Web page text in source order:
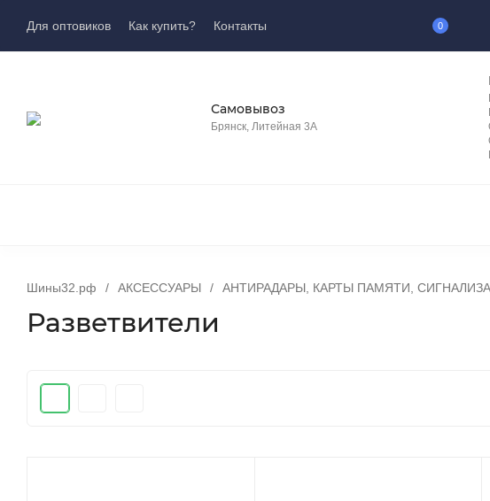
Для оптовиков Как купить? Контакты 0
Самовывоз
Брянск, Литейная 3А
Шины32.рф / АКСЕСCУАРЫ / АНТИРАДАРЫ, КАРТЫ ПАМЯТИ,
Разветвители